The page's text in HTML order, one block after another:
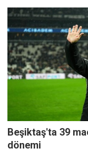
Beşiktaş'ta 39
dönemi